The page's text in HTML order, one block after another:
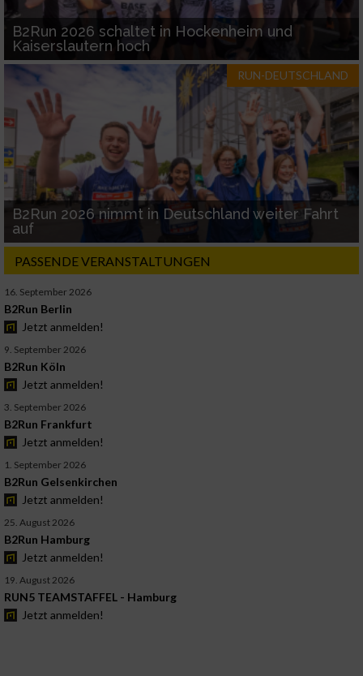
B2Run 2026 schaltet in Hockenheim und
Kaiserslautern hoch
RUN-DEUTSCHLAND
B2Run 2026 nimmt in Deutschland weiter Fahrt
auf
PASSENDE VERANSTALTUNGEN
16. September 2026
B2Run Berlin
Jetzt anmelden!
9. September 2026
B2Run Köln
Jetzt anmelden!
3. September 2026
B2Run Frankfurt
Jetzt anmelden!
1. September 2026
B2Run Gelsenkirchen
Jetzt anmelden!
25. August 2026
B2Run Hamburg
Jetzt anmelden!
19. August 2026
RUN5 TEAMSTAFFEL - Hamburg
Jetzt anmelden!